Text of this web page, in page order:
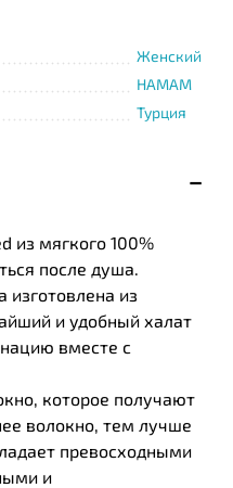
Женский
HAMAM
Турция
из мягкого 100%
после душа.
изготовлена из
и удобный халат
вместе с
которое получают
волокно, тем лучше
превосходными
и